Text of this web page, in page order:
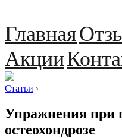
Главная
Акции
Статьи ›
Упражнения при
остеохондрозе